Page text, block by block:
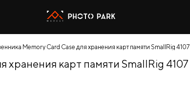
Memory Card Case для хранения карт памяти SmallRig 4107
хранения карт памяти SmallRig 4107